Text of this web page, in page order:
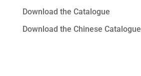
Download the Catalogue
Download the Chinese Catalogue